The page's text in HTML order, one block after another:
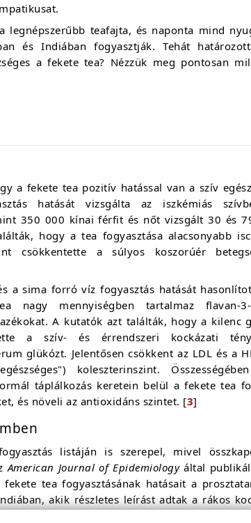
legnépszerűbb teafajta, és naponta mind
és Indiában fogyasztják. Tehát
a fekete tea? Nézzük meg pontosan
a fekete tea pozitív hatással van a szív
hatását vizsgálta az iszkémiás
350 000 kínai férfit és nőt vizsgált 30 és
hogy a tea fogyasztása alacsonyabb
csökkentette a súlyos koszorúér
a sima forró víz fogyasztás hatását
nagy mennyiségben tartalmaz flavan-3-
A kutatók azt találták, hogy a kilenc
a szív- és érrendszeri kockázati
glükózt. Jelentősen csökkent az LDL és a
koleszterinszint.
táplálkozás keretein belül a fekete tea
és növeli az antioxidáns szintet. [3]
listáján is szerepel, mivel
American Journal of Epidemiologyáltal
tea fogyasztásának hatásait a
akik részletes leírást adtak a rákos
flavonoidok - mint katechin, epicatechin,